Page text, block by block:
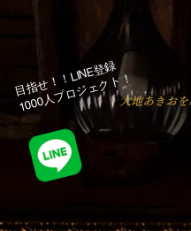
大地あきおを
目指せ！！LINE登録
1000人プロジェクト！​